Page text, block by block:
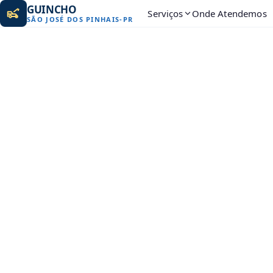
GUINCHO
SÃO JOSÉ DOS PINHAIS- PR Serviços Onde Atendemos